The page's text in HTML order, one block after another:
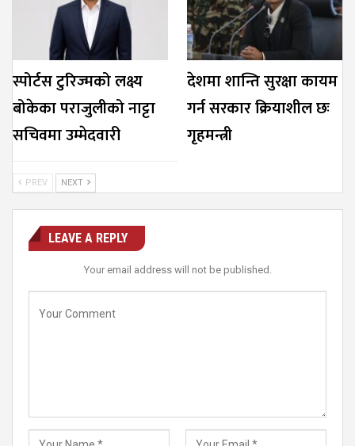
स्पोर्टस टुरिज्मको लक्ष्य
बोकेका पराजुलीको नाट्टा
सचिवमा उम्मेदवारी
देशमा शान्ति सुरक्षा कायम
गर्न सरकार क्रियाशील छः
गृहमन्त्री
PREV NEXT
LEAVE A REPLY
Your email address will not be published.